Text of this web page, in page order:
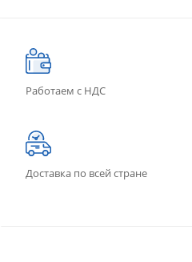
Работаем с НДС
Доставка по всей стране